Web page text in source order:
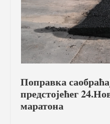
Поправка
предстојећег
маратона